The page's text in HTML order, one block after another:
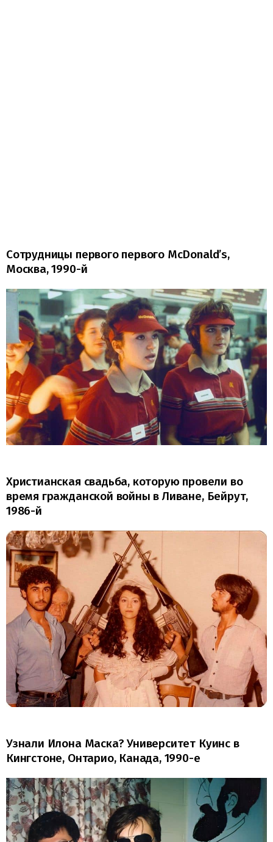
Сотрудницы первого первого McDonald’s,
Москва, 1990-й
Христианская свадьба, которую провели во
время гражданской войны в Ливане, Бейрут,
1986-й
Узнали Илона Маска? Университет Куинс в
Кингстоне, Онтарио, Канада, 1990-е